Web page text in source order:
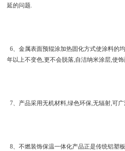
延的问题.
6、金属表面预辊涂加热固化方式使涂料的
年以上不变色,更不会脱落,自洁纳米涂层,使
7、产品采用无机材料,绿色环保,无辐射,可
8、不燃装饰保温一体化产品正是传统铝塑